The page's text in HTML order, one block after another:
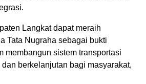
Langkat dapat meraih
Tata Nugraha sebagai bukti
membangun sistem transportasi
berkelanjutan bagi masyarakat,